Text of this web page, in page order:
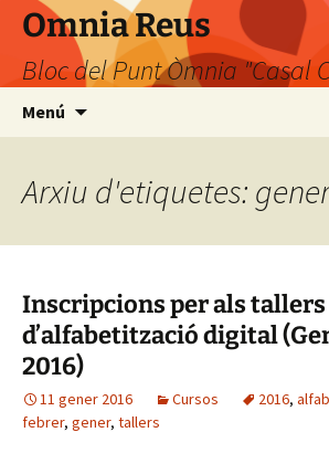
Omnia Reus
Bloc del Punt Òmnia "Casal
Menú
Arxiu d'etiquetes:
Inscripcions per als tallers
d’alfabetització digital
2016)
11 gener 2016 Cursos 2016,
febrer, gener, tallers